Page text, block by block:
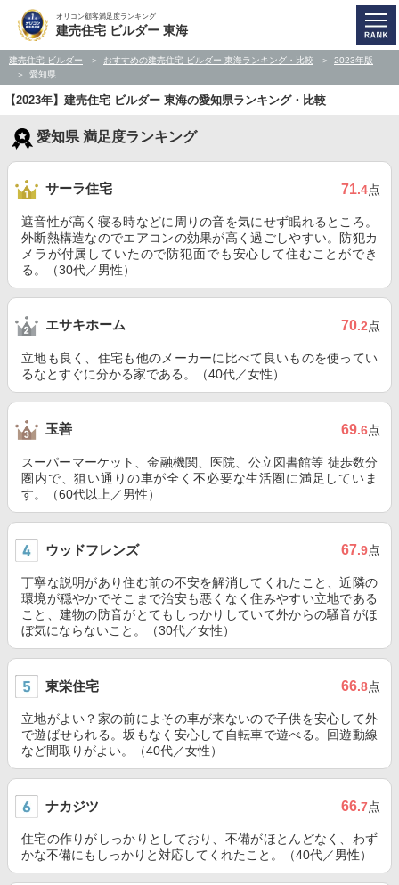
オリコン顧客満足度ランキング
建売住宅 ビルダー 東海
建売住宅 ビルダー おすすめの建売住宅 ビルダー 東海ランキング・比較
2023年版
愛知県
【2023年】建売住宅 ビルダー 東海の愛知県ランキング・比較
愛知県 満足度ランキング
サーラ住宅 71.4点
遮音性が高く寝る時などに周りの音を気にせず眠れるところ。
外断熱構造なのでエアコンの効果が高く過ごしやすい。防犯カ
メラが付属していたので防犯面でも安心して住むことができ
る。（30代／男性）
エサキホーム 70.2点
立地も良く、住宅も他のメーカーに比べて良いものを使ってい
るなとすぐに分かる家である。（40代／女性）
玉善 69.6点
スーパーマーケット、金融機関、医院、公立図書館等 徒歩数分
圏内で、狙い通りの車が全く不必要な生活圏に満足していま
す。（60代以上／男性）
ウッドフレンズ 67.9点
丁寧な説明があり住む前の不安を解消してくれたこと、近隣の
環境が穏やかでそこまで治安も悪くなく住みやすい立地である
こと、建物の防音がとてもしっかりしていて外からの騒音がほ
ぼ気にならないこと。（30代／女性）
東栄住宅 66.8点
立地がよい？家の前によその車が来ないので子供を安心して外
で遊ばせられる。坂もなく安心して自転車で遊べる。回遊動線
など間取りがよい。（40代／女性）
ナカジツ 66.7点
住宅の作りがしっかりとしており、不備がほとんどなく、わず
かな不備にもしっかりと対応してくれたこと。（40代／男性）